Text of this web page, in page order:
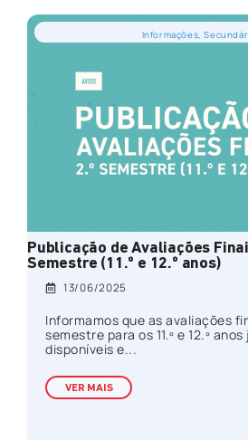
Informações ,
Publicação de Avaliações
Semestre (11.º e 12.º anos)
13/06/2025
Informamos que as avaliações
semestre para os 11.º e 12.º
disponíveis e...
VER MAIS